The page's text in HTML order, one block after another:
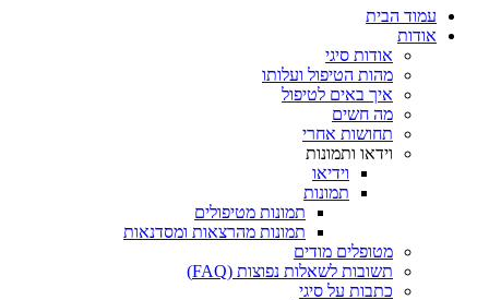
עמוד הבית
אודות
אודות סיגי
מהות הטיפול ועלותו
איך באים לטיפול
מה חשים
תחושות אחרי
וידאו ותמונות
וידיאו
תמונות
תמונות מטיפולים
תמונות מהרצאות ומסדנאות
מטופלים מודים
תשובות לשאלות נפוצות (FAQ)
כתבות על סיגי